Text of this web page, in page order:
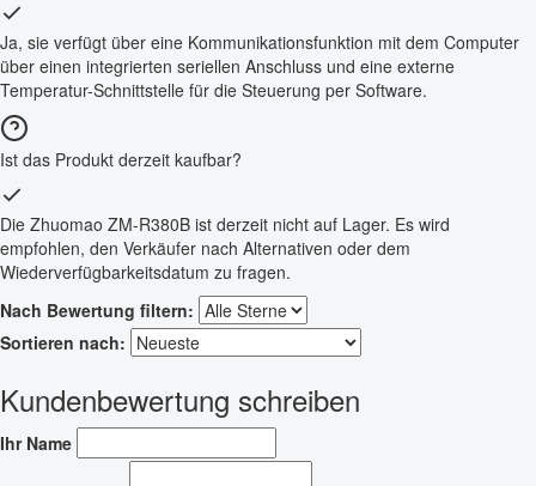
Ja, sie verfügt über eine Kommunikationsfunktion mit dem Computer
über einen integrierten seriellen Anschluss und eine externe
Temperatur-Schnittstelle für die Steuerung per Software.
Ist das Produkt derzeit kaufbar?
Die Zhuomao ZM-R380B ist derzeit nicht auf Lager. Es wird
empfohlen, den Verkäufer nach Alternativen oder dem
Wiederverfügbarkeitsdatum zu fragen.
Nach Bewertung filtern:
Sortieren nach:
Kundenbewertung schreiben
Ihr Name